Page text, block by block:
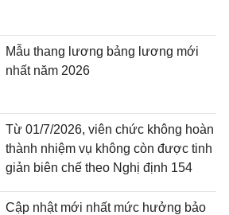
Mẫu thang lương bảng lương mới
nhất năm 2026
Từ 01/7/2026, viên chức không hoàn
thành nhiệm vụ không còn được tinh
giản biên chế theo Nghị định 154
Cập nhật mới nhất mức hưởng bảo